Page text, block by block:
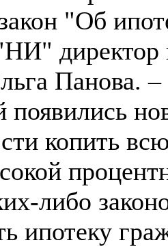
"Об
Панова. –
появились
копить
либо
ипотеку